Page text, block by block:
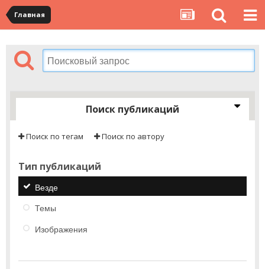
Главная
Поиск публикаций
Поиск по тегам Поиск по автору
Тип публикаций
Везде
Темы
Изображения